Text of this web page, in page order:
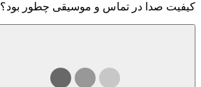
کیفیت صدا در تماس و موسیقی چطور بود؟